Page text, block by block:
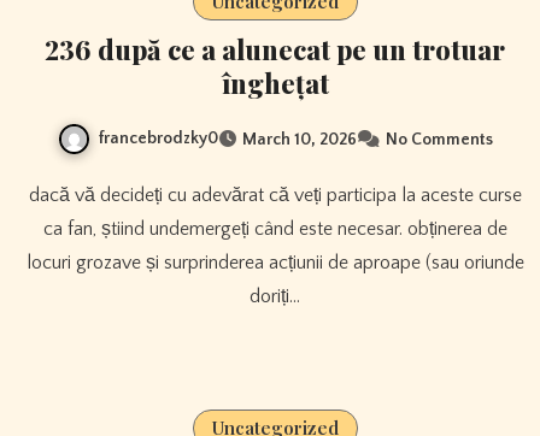
236 după ce a alunecat pe un trotuar
înghețat
francebrodzky0 March 10, 2026 No Comments
dacă vă decideți cu adevărat că veți participa la aceste curse
ca fan, știind undemergeți când este necesar. obținerea de
locuri grozave și surprinderea acțiunii de aproape (sau oriunde
doriți…
Uncategorized